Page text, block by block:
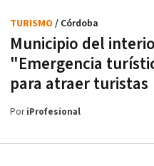
Municipio del
"Emergencia
para atraer turistas
TURISMO / Córdoba
PoriProfesional